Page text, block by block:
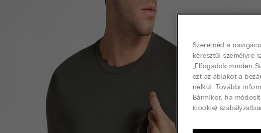
Szeretnéd a
keresztül személyre
„Elfogadok minden
ezt az ablakot a
nélkül. További
Bármikor, ha
(cookie)